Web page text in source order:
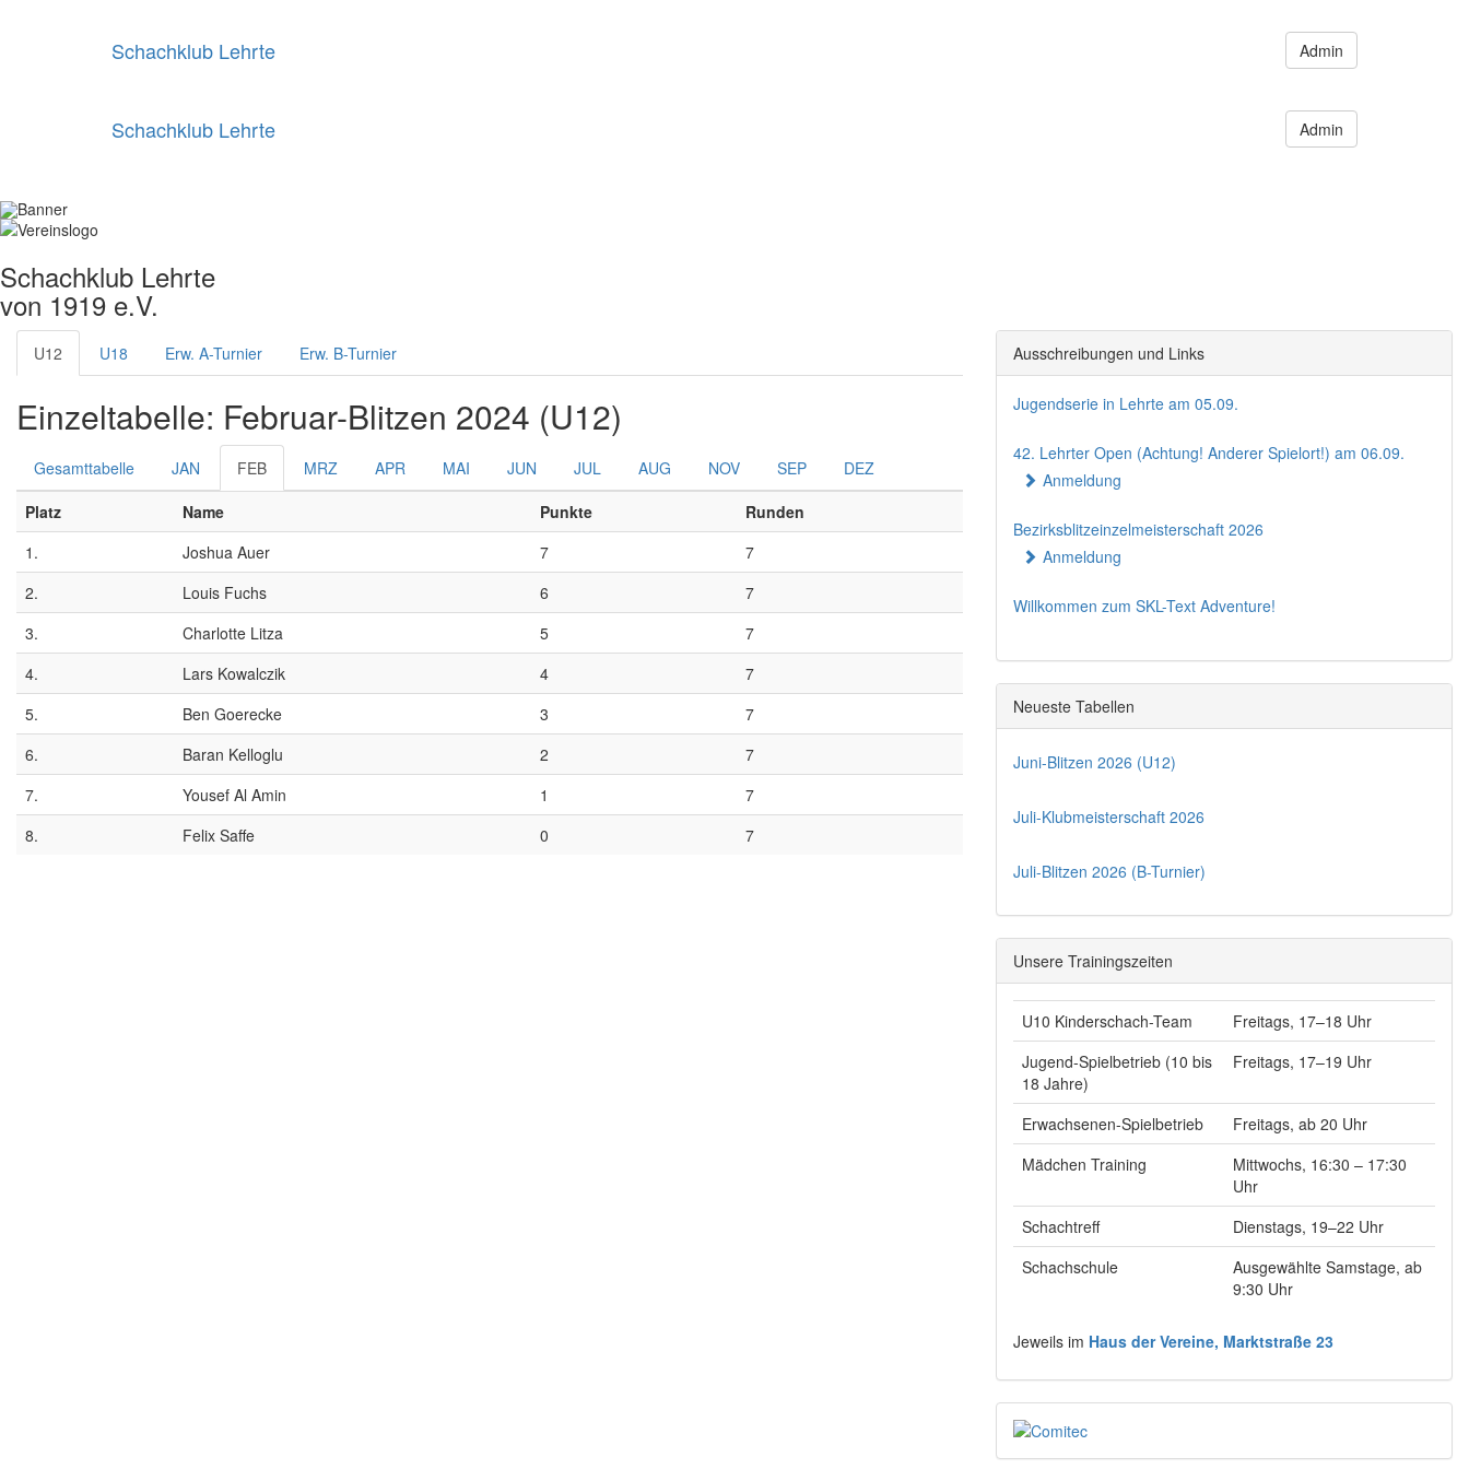
Schachklub Lehrte Admin
Schachklub Lehrte Admin
Schachklub Lehrte
von 1919 e.V.
U12 U18 Erw. A-Turnier Erw. B-Turnier
Einzeltabelle: Februar-Blitzen 2024 (U12)
Gesamttabelle JAN FEB MRZ APR MAI JUN JUL AUG NOV SEP
DEZ
Platz
Name Punkte
Runden
1.
Joshua Auer 7
7
2.
Louis Fuchs 6
7
3.
Charlotte Litza 5
7
4.
Lars Kowalczik 4
7
5.
Ben Goerecke 3
7
6.
Baran Kelloglu 2
7
7.
Yousef Al Amin 1
7
8.
Felix Saffe 0 7
Ausschreibungen und Links
Jugendserie in Lehrte am 05.09.
42. Lehrter Open (Achtung! Anderer Spielort!) am 06.09.
Anmeldung
Bezirksblitzeinzelmeisterschaft 2026
Anmeldung
Willkommen zum SKL-Text Adventure!
Neueste Tabellen
Juni-Blitzen 2026 (U12)
Juli-Klubmeisterschaft 2026
Juli-Blitzen 2026 (B-Turnier)
Unsere Trainingszeiten
U10 Kinderschach-Team
Freitags, 17–18 Uhr
Jugend-Spielbetrieb (10 bis
18 Jahre)
Freitags, 17–19 Uhr
Erwachsenen-Spielbetrieb
Freitags, ab 20 Uhr
Mädchen Training
Mittwochs, 16:30 – 17:30
Uhr
Schachtreff
Dienstags, 19–22 Uhr
Schachschule
Ausgewählte Samstage, ab
9:30 Uhr
Jeweils im Haus der Vereine, Marktstraße 23